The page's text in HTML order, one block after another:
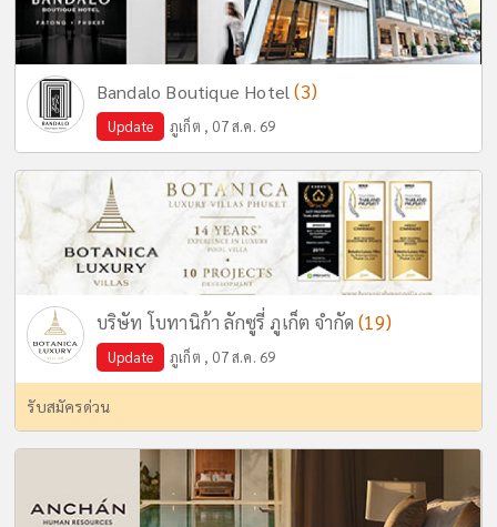
Bandalo Boutique Hotel(3)
Update ภูเก็ต , 07 ส.ค. 69
บริษัท โบทานิก้า ลักซูรี่ ภูเก็ต จำกัด(19)
Update ภูเก็ต , 07 ส.ค. 69
รับสมัครด่วน